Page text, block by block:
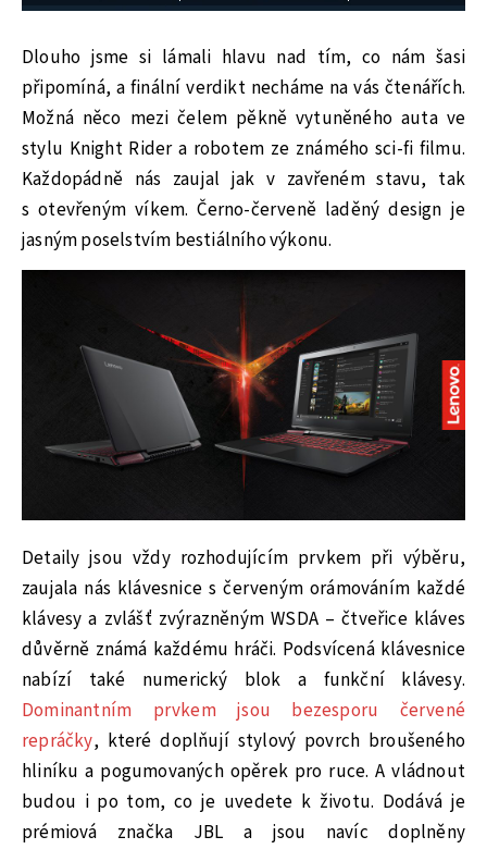
Dlouho jsme si lámali hlavu nad tím, co nám šasi
připomíná, a finální verdikt necháme na vás čtenářích.
Možná něco mezi čelem pěkně vytuněného auta ve
stylu Knight Rider a robotem ze známého sci-fi filmu.
Každopádně nás zaujal jak v zavřeném stavu, tak
s otevřeným víkem. Černo-červeně laděný design je
jasným poselstvím bestiálního výkonu.
Detaily jsou vždy rozhodujícím prvkem při výběru,
zaujala nás klávesnice s červeným orámováním každé
klávesy a zvlášť zvýrazněným WSDA – čtveřice kláves
důvěrně známá každému hráči. Podsvícená klávesnice
nabízí také numerický blok a funkční klávesy.
Dominantním prvkem jsou bezesporu červené
repráčky, které doplňují stylový povrch broušeného
hliníku a pogumovaných opěrek pro ruce. A vládnout
budou i po tom, co je uvedete k životu. Dodává je
prémiová značka JBL a jsou navíc doplněny